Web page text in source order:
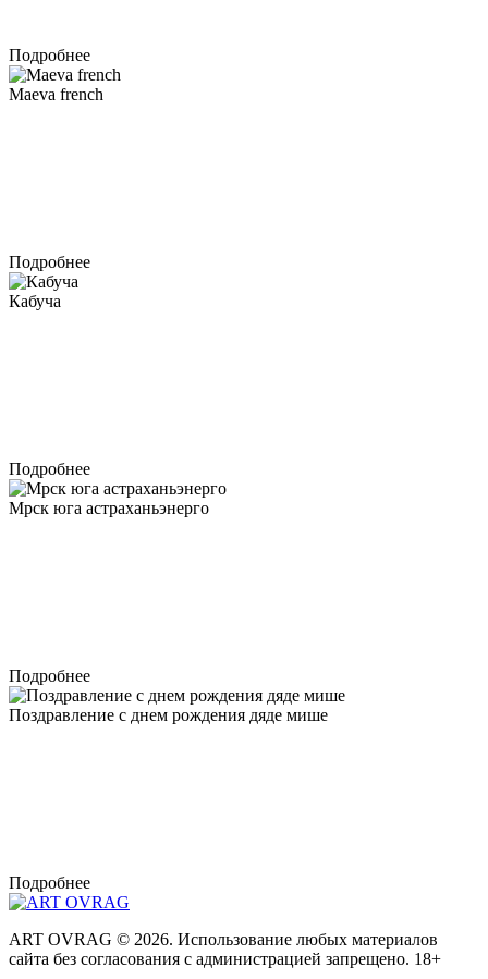
Подробнее
Maeva french
Подробнее
Кабуча
Подробнее
Мрск юга астраханьэнерго
Подробнее
Поздравление с днем рождения дяде мише
Подробнее
ART OVRAG © 2026. Использование любых материалов
сайта без согласования с администрацией запрещено. 18+